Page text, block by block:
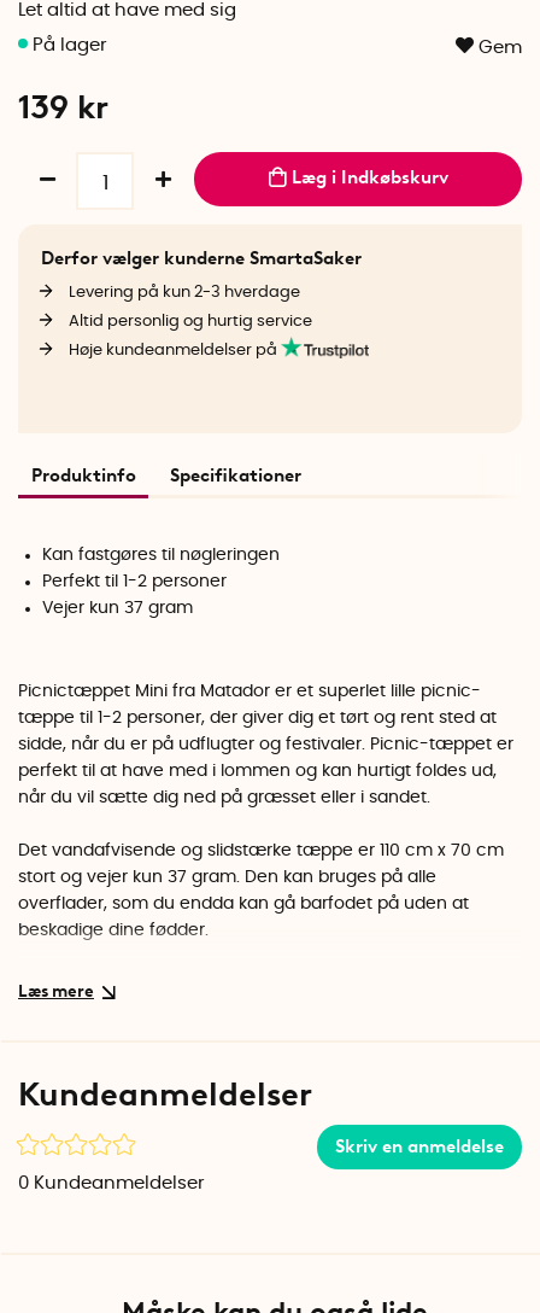
Let altid at have med sig
Gem
139 kr
Læg i Indkøbskurv
Derfor vælger kunderne SmartaSaker
Levering på kun 2-3 hverdage
Altid personlig og hurtig service
Høje kundeanmeldelser på
Produktinfo Specifikationer
Kan fastgøres til nøgleringen
Perfekt til 1-2 personer
Vejer kun 37 gram
Picnictæppet Mini fra Matador er et superlet lille picnic-
tæppe til 1-2 personer, der giver dig et tørt og rent sted at
sidde, når du er på udflugter og festivaler. Picnic-tæppet er
perfekt til at have med i lommen og kan hurtigt foldes ud,
når du vil sætte dig ned på græsset eller i sandet.
Det vandafvisende og slidstærke tæppe er 110 cm x 70 cm
stort og vejer kun 37 gram. Den kan bruges på alle
overflader, som du endda kan gå barfodet på uden at
beskadige dine fødder.
Tæppet er nemt at folde sammen ved hjælp af de fortrykte
opbevaringstasken, kan du sætte tæppet fast på din
Kundeanmeldelser
Skriv en anmeldelse
0 Kundeanmeldelser